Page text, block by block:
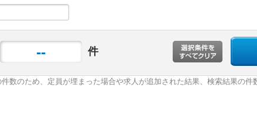
-- 件
数のため、定員が埋まった場合や求人が追加された結果、検索結果の件